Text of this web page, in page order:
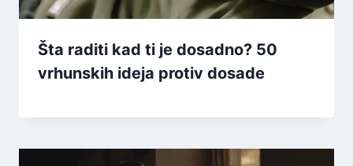
Šta raditi kad ti je dosadno? 50
vrhunskih ideja protiv dosade